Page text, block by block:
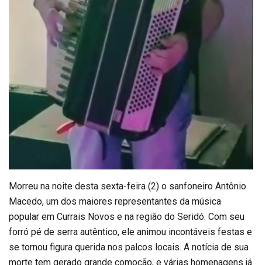
Morreu na noite desta sexta-feira (2) o sanfoneiro Antônio
Macedo, um dos maiores representantes da música
popular em Currais Novos e na região do Seridó. Com seu
forró pé de serra autêntico, ele animou incontáveis festas e
se tornou figura querida nos palcos locais. A notícia de sua
morte tem gerado grande comoção, e várias homenagens já